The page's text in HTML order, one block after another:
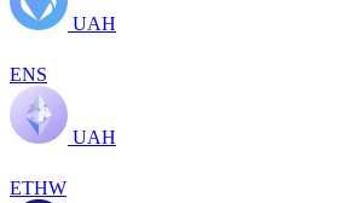
UAH
ENS
UAH
ETHW